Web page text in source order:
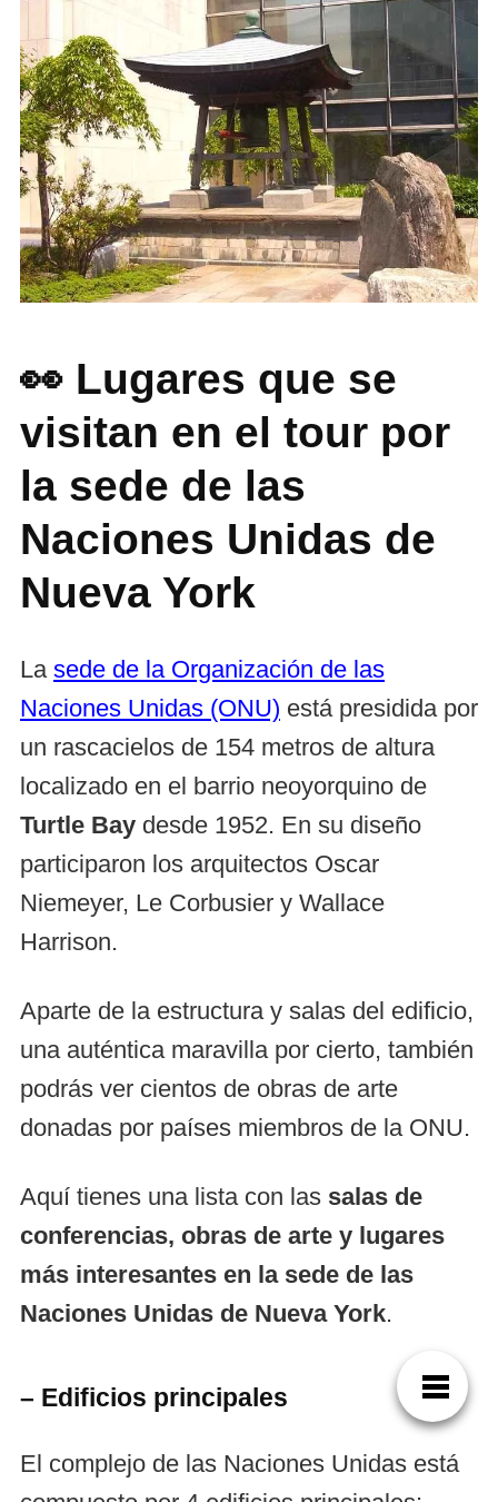
👀 Lugares que se
visitan en el tour por
la sede de las
Naciones Unidas de
Nueva York
La sede de la Organización de las
Naciones Unidas (ONU) está presidida por
un rascacielos de 154 metros de altura
localizado en el barrio neoyorquino de
Turtle Bay desde 1952. En su diseño
participaron los arquitectos Oscar
Niemeyer, Le Corbusier y Wallace
Harrison.
Aparte de la estructura y salas del edificio,
una auténtica maravilla por cierto, también
podrás ver cientos de obras de arte
donadas por países miembros de la ONU.
Aquí tienes una lista con las salas de
conferencias, obras de arte y lugares
más interesantes en la sede de las
Naciones Unidas de Nueva York.
– Edificios principales
El complejo de las Naciones Unidas está